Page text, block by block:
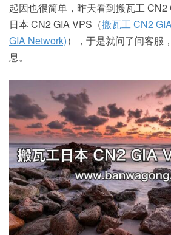
起因也很简单，昨天看到搬瓦工 CN2
日本 CN2 GIA VPS（搬瓦工 CN2
GIA Network)），于是就问了问客服
息。